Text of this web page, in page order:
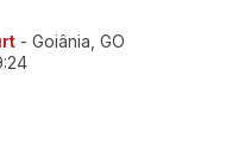
- Goiânia, GO